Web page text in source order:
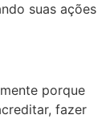
suas ações
porque
fazer